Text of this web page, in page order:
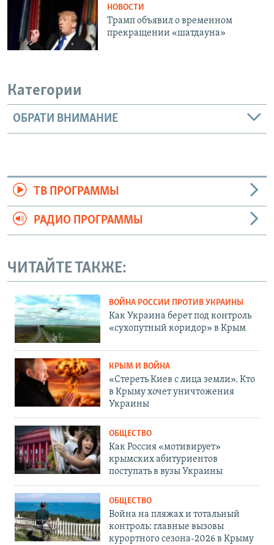
НОВОСТИ
Трамп объявил о временном
прекращении «шатдауна»
Категории
ОБРАТИ ВНИМАНИЕ
ТВ ПРОГРАММЫ
РАДИО ПРОГРАММЫ
ЧИТАЙТЕ ТАКЖЕ:
ВОЙНА РОССИИ ПРОТИВ УКРАИНЫ
Как Украина берет под контроль
«сухопутный коридор» в Крым
КРЫМ И ВОЙНА
«Стереть Киев с лица земли». Кто
в Крыму хочет уничтожения
Украины
ОБЩЕСТВО
Как Россия «мотивирует»
крымских абитуриентов
поступать в вузы Украины
ОБЩЕСТВО
Война на пляжах и тотальный
контроль: главные вызовы
курортного сезона-2026 в Крыму